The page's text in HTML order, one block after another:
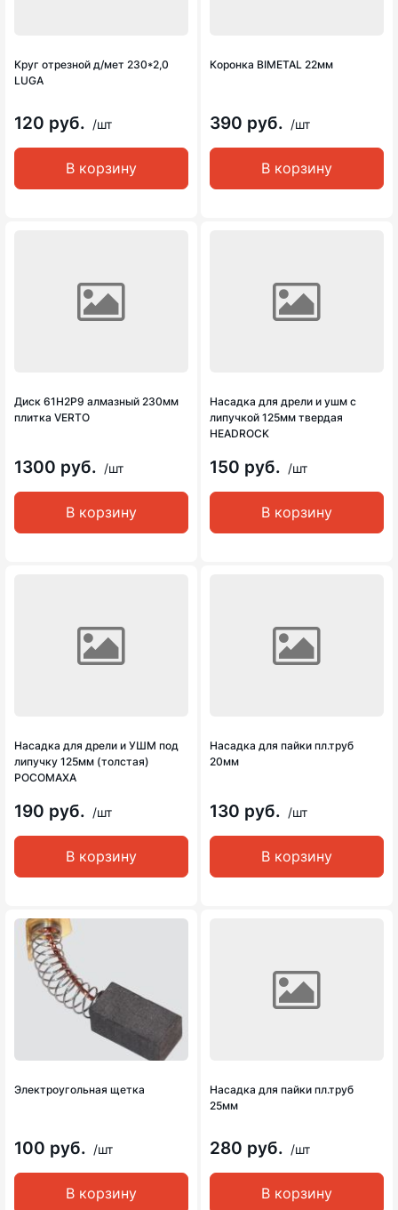
Круг отрезной д/мет 230*2,0
LUGA
120 руб. /шт
В корзину
Коронка BIMETAL 22мм
390 руб. /шт
В корзину
Диск 61Н2Р9 алмазный 230мм
плитка VERTO
1300 руб. /шт
В корзину
Насадка для дрели и ушм с
липучкой 125мм твердая
HEADROCK
150 руб. /шт
В корзину
Насадка для дрели и УШМ под
липучку 125мм (толстая)
РОСОМАХА
190 руб. /шт
В корзину
Насадка для пайки пл.труб
20мм
130 руб. /шт
В корзину
Электроугольная щетка
100 руб. /шт
В корзину
Насадка для пайки пл.труб
25мм
280 руб. /шт
В корзину